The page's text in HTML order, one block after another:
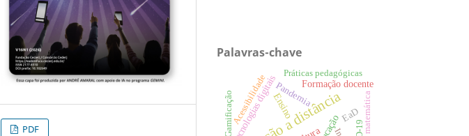
PDF
Palavras-chave
Ensino
Tecnologias digitais Formação docente
EaD
Pandemia
Práticas pedagógicas
Acessibilidade
Gamificação